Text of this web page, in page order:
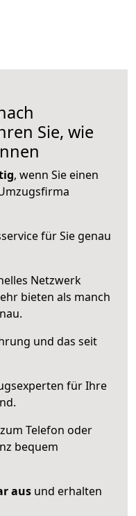
Sie, wie
, wenn Sie einen
für Sie genau
Netzwerk
bieten als manch
und das seit
für Ihre
Telefon oder
bequem
aus und erhalten